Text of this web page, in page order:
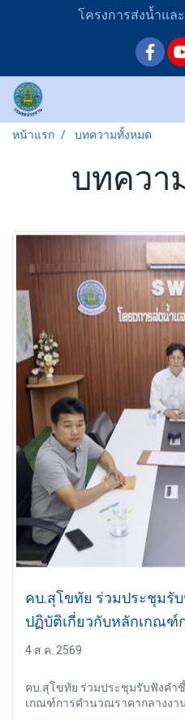
โครงการส่งน้ำแล
หน้าแรก บทความทั้งหมด
บทควา
คบ.สุโขทัย ร่วมประชุมรับฟังคำชี้แจงแนวทาง
ปฏิบัติเกี่ยวกับหลักเกณฑ์
งานก่อสร้าง
4 ส.ค. 2569
คบ.สุโขทัย ร่วมประชุมรับฟังคำ
เกณฑ์การคำนวณราคากลางงา